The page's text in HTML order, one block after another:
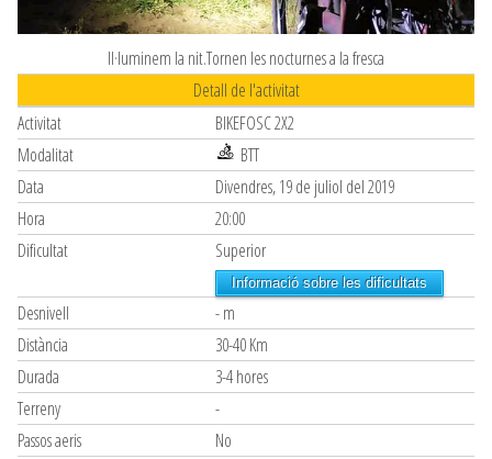
Il·luminem la nit.Tornen les nocturnes a la fresca
Detall de l'activitat
Activitat
BIKEFOSC 2X2
Modalitat
BTT
Data
Divendres, 19 de juliol del 2019
Hora
20:00
Dificultat
Superior
Informació sobre les dificultats
Desnivell
- m
Distància
30-40 Km
Durada
3-4 hores
Terreny
-
Passos aeris
No